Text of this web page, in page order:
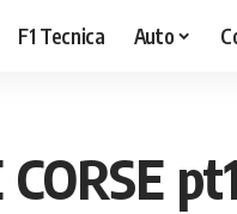
F1 Tecnica Auto